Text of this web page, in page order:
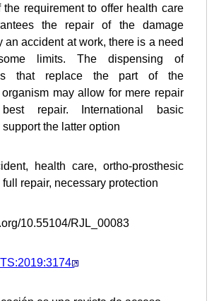
the requirement to offer health care
the repair of the damage
an accident at work, there is a need
limits. The dispensing of
that replace the part of the
may allow for mere repair
repair. International basic
the latter option
health care, ortho-prosthesic
repair, necessary protection
10.55104/RJL_00083